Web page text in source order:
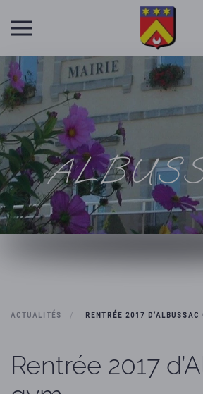
Skip to main content
ACTUALITÉS RENTRÉE 2017 D’ALBUSSAC
Rentrée 2017